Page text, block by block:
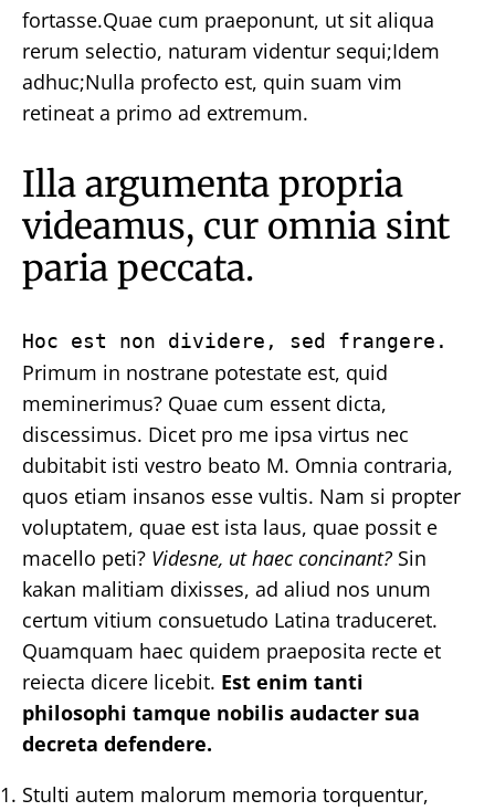
fortasse.Quae cum praeponunt, ut sit aliqua
rerum selectio, naturam videntur sequi;Idem
adhuc;Nulla profecto est, quin suam vim
retineat a primo ad extremum.
Illa argumenta propria
videamus, cur omnia sint
paria peccata.
Hoc est non dividere, sed frangere.
Primum in nostrane potestate est, quid
meminerimus? Quae cum essent dicta,
discessimus. Dicet pro me ipsa virtus nec
dubitabit isti vestro beato M. Omnia contraria,
quos etiam insanos esse vultis. Nam si propter
voluptatem, quae est ista laus, quae possit e
macello peti? Videsne, ut haec concinant? Sin
kakan malitiam dixisses, ad aliud nos unum
certum vitium consuetudo Latina traduceret.
Quamquam haec quidem praeposita recte et
reiecta dicere licebit. Est enim tanti
philosophi tamque nobilis audacter sua
decreta defendere.
Stulti autem malorum memoria torquentur,